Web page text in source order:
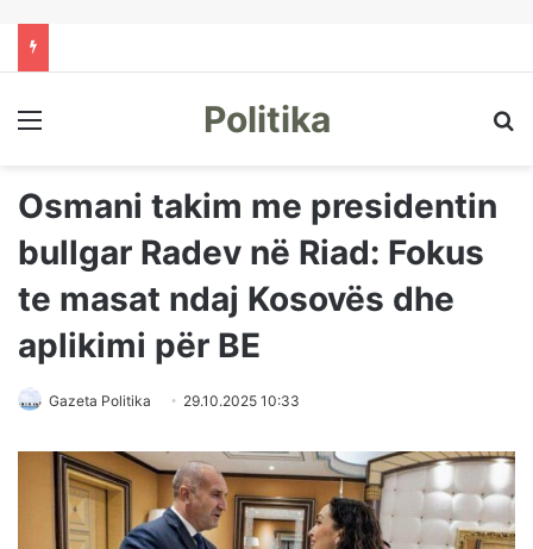
Menu Politika
Osmani takim me presidentin
bullgar Radev në Riad: Fokus
te masat ndaj Kosovës dhe
aplikimi për BE
Gazeta Politika 29.10.2025 10:33